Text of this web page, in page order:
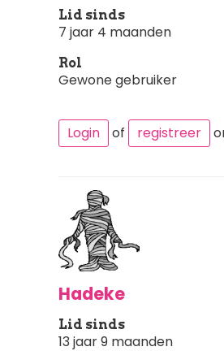
Lid sinds
7 jaar 4 maanden
Rol
Gewone gebruiker
Login of registreer
Hadeke
Lid sinds
13 jaar 9 maanden